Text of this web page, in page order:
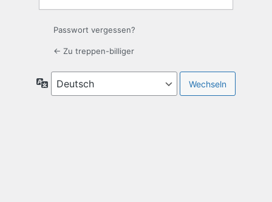
Passwort vergessen?
← Zu treppen-billiger
Sprache